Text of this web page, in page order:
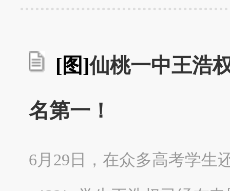
[图]仙桃一中王浩
名第一！
6月29日，在众多高考学生